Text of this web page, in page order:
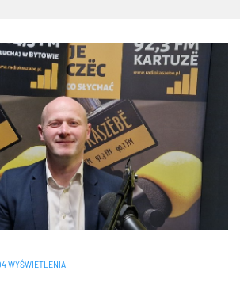
WYŚWIETLENIA